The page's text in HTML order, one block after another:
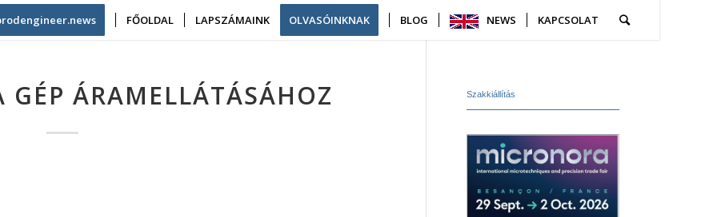
FŐOLDAL LAPSZÁMAINK OLVASÓINKNAK BLOG NEWS KAPCSOLAT
GÉP ÁRAMELLÁTÁSÁHOZ Szakkiállítás